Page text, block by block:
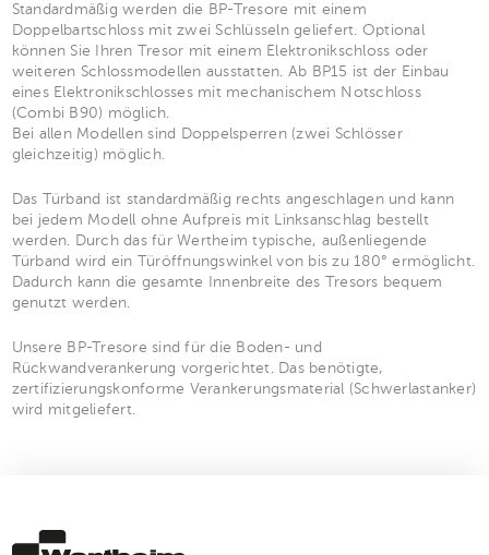
Standardmäßig werden die BP-Tresore mit einem
Doppelbartschloss mit zwei Schlüsseln geliefert. Optional
können Sie Ihren Tresor mit einem Elektronikschloss oder
weiteren Schlossmodellen ausstatten. Ab BP15 ist der Einbau
eines Elektronikschlosses mit mechanischem Notschloss
(Combi B90) möglich.
Bei allen Modellen sind Doppelsperren (zwei Schlösser
gleichzeitig) möglich.
Das Türband ist standardmäßig rechts angeschlagen und kann
bei jedem Modell ohne Aufpreis mit Linksanschlag bestellt
werden. Durch das für Wertheim typische, außenliegende
Türband wird ein Türöffnungswinkel von bis zu 180° ermöglicht.
Dadurch kann die gesamte Innenbreite des Tresors bequem
genutzt werden.
Unsere BP-Tresore sind für die Boden- und
Rückwandverankerung vorgerichtet. Das benötigte,
zertifizierungskonforme Verankerungsmaterial (Schwerlastanker)
wird mitgeliefert.